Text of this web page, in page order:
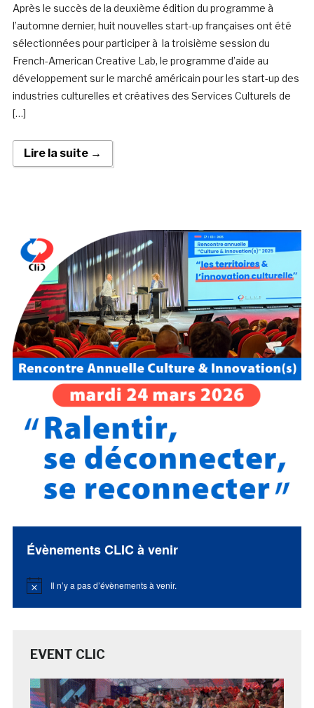
Après le succès de la deuxième édition du programme à
l’automne dernier, huit nouvelles start-up françaises ont été
sélectionnées pour participer à la troisième session du
French-American Creative Lab, le programme d’aide au
développement sur le marché américain pour les start-up des
industries culturelles et créatives des Services Culturels de
[…]
Lire la suite →
Évènements CLIC à venir
Notice Il n’y a pas d’évènements à venir.
EVENT CLIC